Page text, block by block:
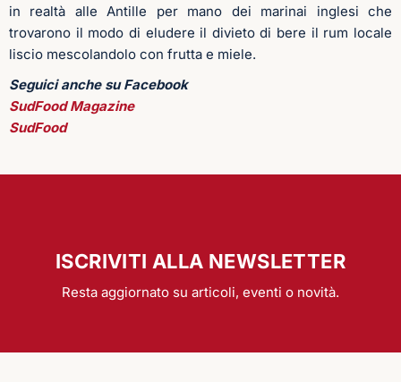
in realtà alle Antille per mano dei marinai inglesi che
trovarono il modo di eludere il divieto di bere il rum locale
liscio mescolandolo con frutta e miele.
Seguici anche su Facebook
SudFood Magazine
SudFood
ISCRIVITI ALLA NEWSLETTER
Resta aggiornato su articoli, eventi o novità.